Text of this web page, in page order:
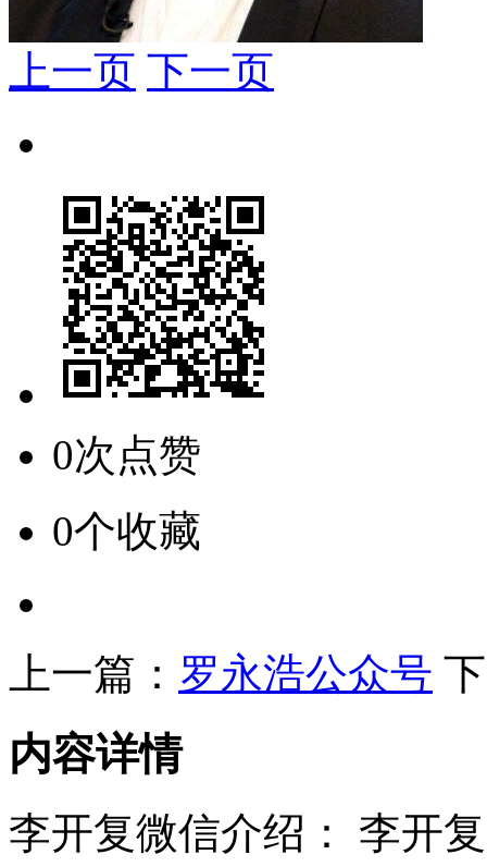
上一页 下一页
0次点赞
0个收藏
上一篇： 罗永浩公众号
内容详情
李开复微信介绍： 李开